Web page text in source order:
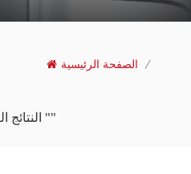
الصفحة الرئيسية /
6 النتائج التي تم العثور عليها ل ""